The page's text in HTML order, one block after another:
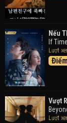
Nếu
If
Lượt
Vượt
Lượt